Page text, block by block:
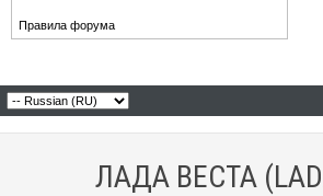
Правила форума
ЛАДА ВЕСТА